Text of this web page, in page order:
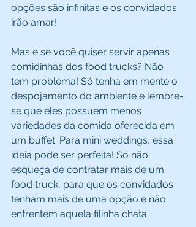
opções são infinitas e os convidados
irão amar!
Mas e se você quiser servir apenas
comidinhas dos food trucks? Não
tem problema! Só tenha em mente o
despojamento do ambiente e lembre-
se que eles possuem menos
variedades da comida oferecida em
um buffet. Para mini weddings, essa
ideia pode ser perfeita! Só não
esqueça de contratar mais de um
food truck, para que os convidados
tenham mais de uma opção e não
enfrentem aquela filinha chata.